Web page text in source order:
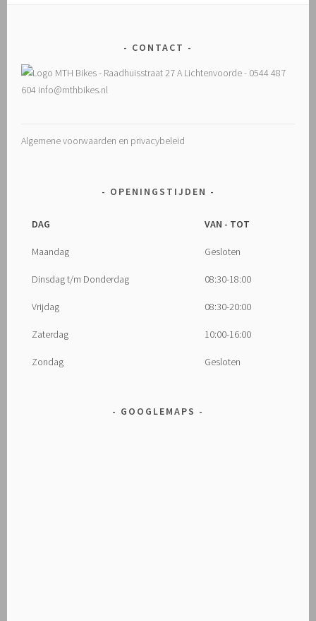
CONTACT
Algemene voorwaarden en privacybeleid
OPENINGSTIJDEN
DAG VAN - TOT
Maandag Gesloten
Dinsdag t/m Donderdag 08:30-18:00
Vrijdag 08:30-20:00
Zaterdag 10:00-16:00
Zondag Gesloten
GOOGLEMAPS